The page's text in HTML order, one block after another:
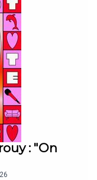
: chargée de
Manon
: générique
: "On